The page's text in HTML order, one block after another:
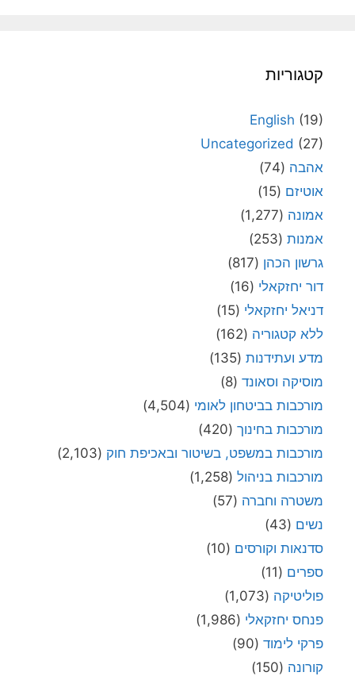
קטגוריות
English (19)
Uncategorized (27)
אהבה (74)
אוטיזם (15)
אמונה (1,277)
אמנות (253)
גרשון הכהן (817)
דור יחזקאלי (16)
דניאל יחזקאלי (15)
ללא קטגוריה (162)
מדע ועתידנות (135)
מוסיקה וסאונד (8)
מורכבות בביטחון לאומי (4,504)
מורכבות בחינוך (420)
מורכבות במשפט, בשיטור ובאכיפת חוק (2,103)
מורכבות בניהול (1,258)
משטרה וחברה (57)
נשים (43)
סדנאות וקורסים (10)
ספרים (11)
פוליטיקה (1,073)
פנחס יחזקאלי (1,986)
פרקי לימוד (90)
קורונה (150)